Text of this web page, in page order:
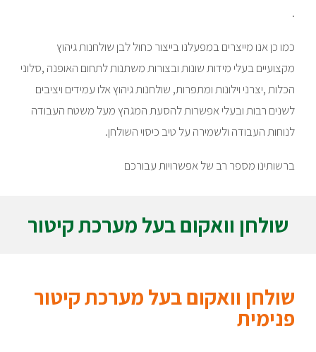
.
כמו כן אנו מייצרים במפעלנו בייצור כחול לבן שולחנות גיהוץ
מקצועיים בעלי מידות שונות ובצורות משתנות לתחום האופנה ,סלוני
הכלות ,יצרני וילונות ומתפרות, שולחנות גיהוץ אלו עמידים ויציבים
לשנים רבות ובעלי אפשרות להסעת המגהץ מעל משטח העבודה
לנוחות העבודה ולשמירה על טיב כיסוי השולחן.
ברשותינו מספר רב של אפשרויות עבורכם
שולחן וואקום בעל מערכת קיטור
שולחן וואקום בעל מערכת קיטור
פנימית